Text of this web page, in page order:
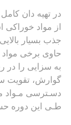
در تهیه دان
از مواد
جذب بسیار
حاوی برخی
به سزایی را در
گوارش، تقویت
دسـترسی مـواد
طـی این دوره